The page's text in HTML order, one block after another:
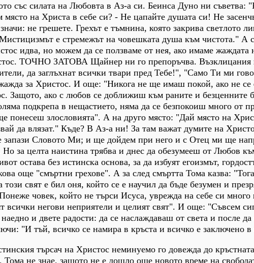
със силата на Любовта в Аз-а си. Беинса Дуно ни съветва:
място на Христа в себе си? - Не цапайте душата си! Не
не грешете. Грехът е тъмнина, която закрива светлото
е стремежът на човешката душа към чистота." А
идва, но можем да се ползваме от нея, ако имаме жаждата
ТОЧНО ЗАТОВА Щайнер ни го препоръчва. Възклицания
да заглъхнат всички твари пред Тебе!", "Само Ти ми
за Христос. И още: "Никога не ще имаш покой, ако не
Защото, ако с любов се доближиш към раните и безценните
подкрепа в нещастието, няма да се безпокоиш много от
понесеш злословията". А на друго място: "Дай място на
да влязат." Къде? В Аз-а ни! За там важат думите на
Словото Ми; и ще дойдем при него и с Отец ми ще
за целта наистина трябва и днес да обезумееш от Любов
остава без истинска основа, за да избуят егоизмът,
още "смъртни грехове". А за след смъртта Тома казва:
свят е бил оня, който се е научил да бъде безумен и
човек, който не търси Исуса, уврежда на себе си много
всички негови неприятели и целият свят". И още: "Съвсем
и двете радости: да се наслаждаваш от света и после
"И тъй, всичко се намира в кръста и всичко е заключено в
търсач на Христос неминуемо го довежда до
Тома не знае, защото не е дошло още новото време на